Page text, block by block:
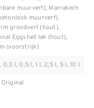
muurverf), Marrakech
muurverf),
grondverf (hout),
Eggshell lak (hout),
(voorstrijk)
0,3 l, 0,5 l, 1 l, 2,5 l, 5 l, 10 l